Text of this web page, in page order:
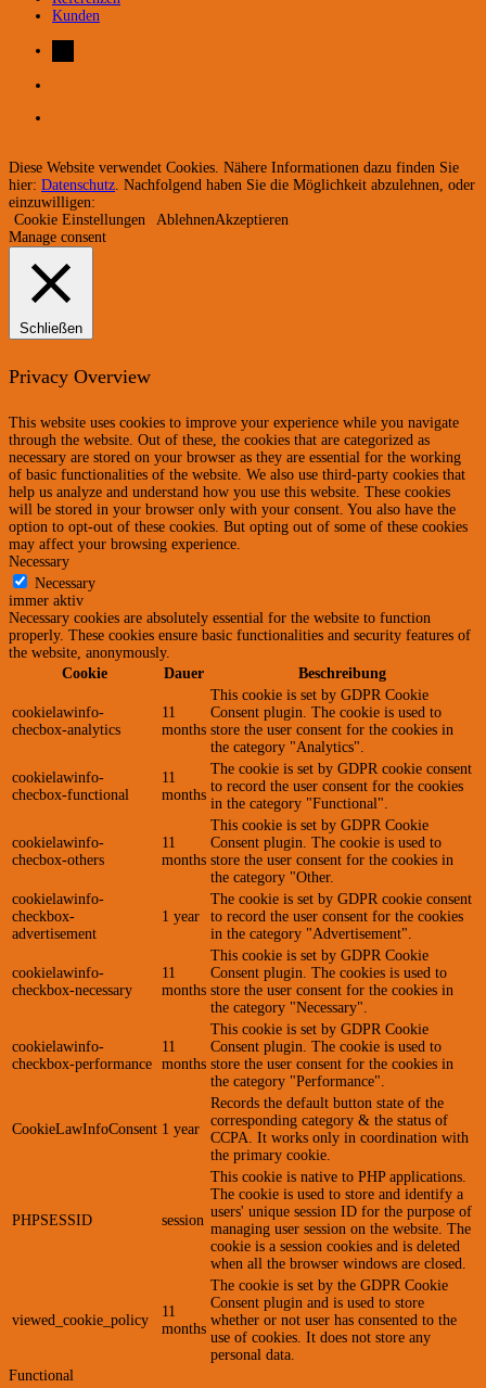
Kunden
Diese Website verwendet Cookies. Nähere Informationen dazu finden Sie
hier: Datenschutz. Nachfolgend haben Sie die Möglichkeit abzulehnen, oder
einzuwilligen:
Cookie Einstellungen
AblehnenAkzeptieren
Manage consent
Schließen
Privacy Overview
This website uses cookies to improve your experience while you navigate
through the website. Out of these, the cookies that are categorized as
necessary are stored on your browser as they are essential for the working
of basic functionalities of the website. We also use third-party cookies that
help us analyze and understand how you use this website. These cookies
will be stored in your browser only with your consent. You also have the
option to opt-out of these cookies. But opting out of some of these cookies
may affect your browsing experience.
Necessary
Necessary
immer aktiv
Necessary cookies are absolutely essential for the website to function
properly. These cookies ensure basic functionalities and security features of
the website, anonymously.
Cookie
Dauer Beschreibung
cookielawinfo-
checbox-analytics
11
months
This cookie is set by GDPR Cookie
Consent plugin. The cookie is used to
store the user consent for the cookies in
the category "Analytics".
cookielawinfo-
checbox-functional
11
months
The cookie is set by GDPR cookie consent
to record the user consent for the cookies
in the category "Functional".
cookielawinfo-
checbox-others
11
months
This cookie is set by GDPR Cookie
Consent plugin. The cookie is used to
store the user consent for the cookies in
the category "Other.
cookielawinfo-
checkbox-
advertisement
1 year
The cookie is set by GDPR cookie consent
to record the user consent for the cookies
in the category "Advertisement".
cookielawinfo-
checkbox-necessary
11
months
This cookie is set by GDPR Cookie
Consent plugin. The cookies is used to
store the user consent for the cookies in
the category "Necessary".
cookielawinfo-
checkbox-performance
11
months
This cookie is set by GDPR Cookie
Consent plugin. The cookie is used to
store the user consent for the cookies in
the category "Performance".
CookieLawInfoConsent 1 year
Records the default button state of the
corresponding category & the status of
CCPA. It works only in coordination with
the primary cookie.
PHPSESSID session
This cookie is native to PHP applications.
The cookie is used to store and identify a
users' unique session ID for the purpose of
managing user session on the website. The
cookie is a session cookies and is deleted
when all the browser windows are closed.
viewed_cookie_policy
11
months
The cookie is set by the GDPR Cookie
Consent plugin and is used to store
whether or not user has consented to the
use of cookies. It does not store any
personal data.
Functional